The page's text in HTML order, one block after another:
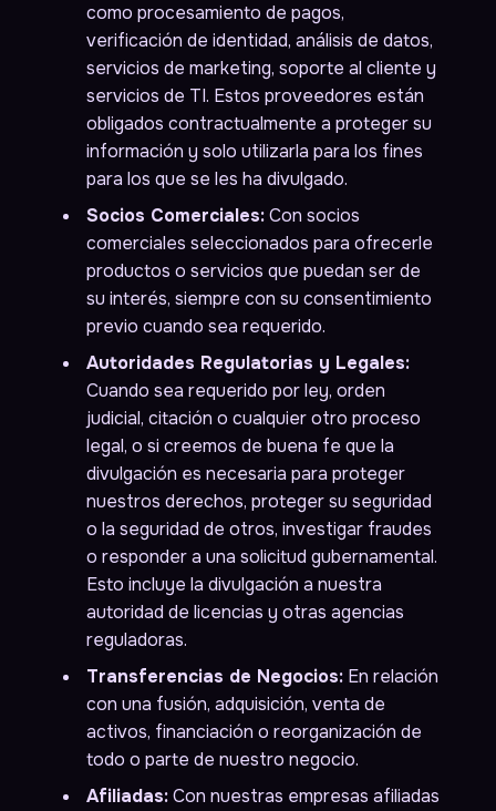
como procesamiento de pagos,
verificación de identidad, análisis de datos,
servicios de marketing, soporte al cliente y
servicios de TI. Estos proveedores están
obligados contractualmente a proteger su
información y solo utilizarla para los fines
para los que se les ha divulgado.
Socios Comerciales:Con socios
comerciales seleccionados para ofrecerle
productos o servicios que puedan ser de
su interés, siempre con su consentimiento
previo cuando sea requerido.
Autoridades Regulatorias y Legales:
Cuando sea requerido por ley, orden
judicial, citación o cualquier otro proceso
legal, o si creemos de buena fe que la
divulgación es necesaria para proteger
nuestros derechos, proteger su seguridad
o la seguridad de otros, investigar fraudes
o responder a una solicitud gubernamental.
Esto incluye la divulgación a nuestra
autoridad de licencias y otras agencias
reguladoras.
Transferencias de Negocios: En relación
con una fusión, adquisición, venta de
activos, financiación o reorganización de
todo o parte de nuestro negocio.
Afiliadas:Con nuestras empresas afiliadas